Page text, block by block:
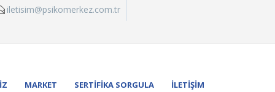
iletisim@psikomerkez.com.tr
MARKET SERTİFİKA SORGULA İLETİŞİM